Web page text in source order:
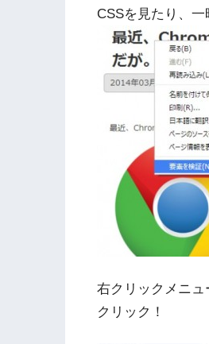
CSSを見たり、
右クリックメニュ
クリック！